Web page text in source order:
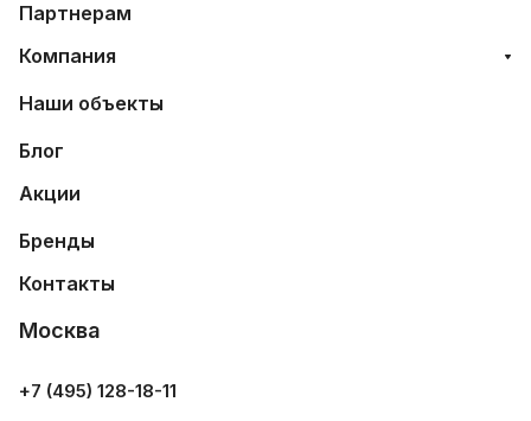
Партнерам
Компания
Наши объекты
Блог
Акции
Бренды
Контакты
Москва
+7 (495) 128-18-11